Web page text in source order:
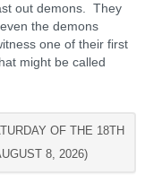
out demons. They
the demons
one of their first
might be called
OF THE 18TH
8, 2026)